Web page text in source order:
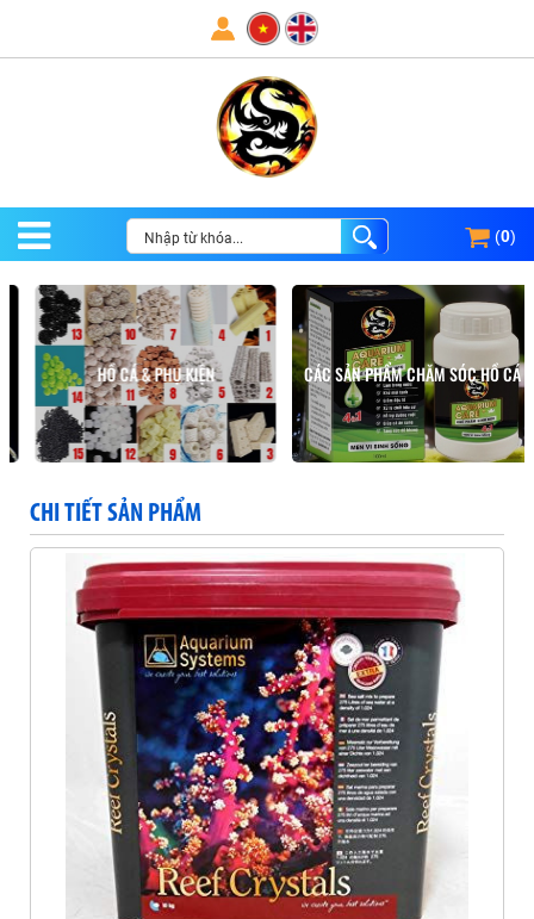
(0)
HỒ CÁ & PHỤ KIỆN CÁC SẢN PHẨM CHĂM SÓC HỒ CÁ
CHI TIẾT SẢN PHẨM